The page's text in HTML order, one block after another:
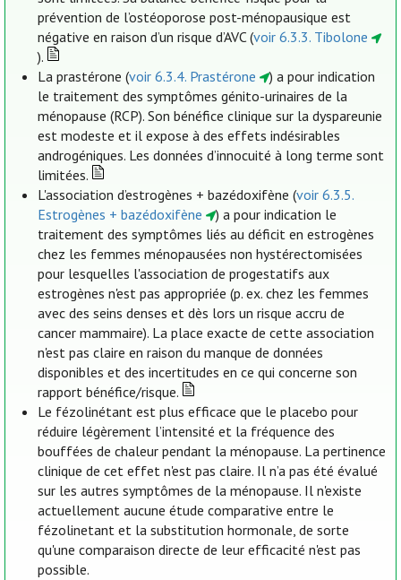
prévention de l’ostéoporose post-ménopausique est
négative en raison d’un risque d’AVC (voir 6.3.3. Tibolone
).
La prastérone (voir 6.3.4. Prastérone
) a pour indication
le traitement des symptômes génito-urinaires de la
ménopause (RCP). Son bénéfice clinique sur la dyspareunie
est modeste et il expose à des effets indésirables
androgéniques. Les données d’innocuité à long terme sont
limitées.
L'association d’estrogènes + bazédoxifène (voir 6.3.5.
Estrogènes + bazédoxifène
) a pour indication le
traitement des symptômes liés au déficit en estrogènes
chez les femmes ménopausées non hystérectomisées
pour lesquelles l'association de progestatifs aux
estrogènes n'est pas appropriée (p. ex. chez les femmes
avec des seins denses et dès lors un risque accru de
cancer mammaire). La place exacte de cette association
n'est pas claire en raison du manque de données
disponibles et des incertitudes en ce qui concerne son
rapport bénéfice/risque.
Le fézolinétant est plus efficace que le placebo pour
réduire légèrement l’intensité et la fréquence des
bouffées de chaleur pendant la ménopause. La pertinence
clinique de cet effet n'est pas claire. Il n’a pas été évalué
sur les autres symptômes de la ménopause. Il n'existe
actuellement aucune étude comparative entre le
fézolinetant et la substitution hormonale, de sorte
qu'une comparaison directe de leur efficacité n'est pas
possible.